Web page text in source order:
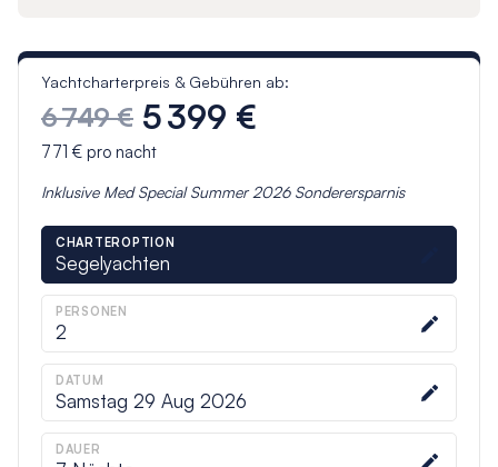
Yachtcharterpreis & Gebühren ab:
6 749 € 5 399 €
771 €pro nacht
Inklusive Med Special Summer 2026Sonderersparnis
CHARTEROPTION
Segelyachten
PERSONEN
2
DATUM
Samstag 29 Aug 2026
DAUER